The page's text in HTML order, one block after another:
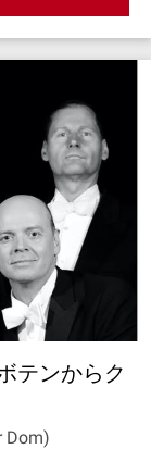
テンからク
Dom)